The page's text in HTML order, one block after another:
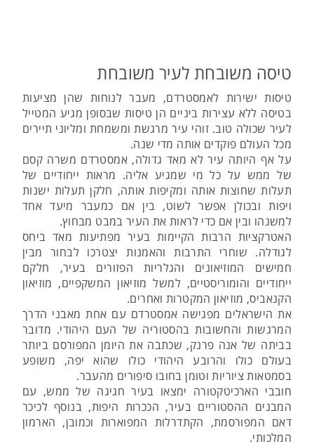
טיסה משובחת לעיר משובחת
טיסות ישירות לאמסטרדם, מעבר לנוחות שהן מציעות
בטיסה ללא עצירות ביניים הן טיסות שבסופן מגיע המטייל
לעיר שכולה טוב. זוהי עיר מרגשת ומשמחת ומליוני תיירים
מכל העולם פוקדים אותה מדי שנה.
על אף היותה עיר לא מאד גדולה, אמסטרדם משרה קסם
של ממש על כל מי שמגיע אליה. מראות ייחודיים של
תעלות שחוצות אותה ומקיפות אותה, חלקן תעלות ישנות
ויפות ובכולן אפשר לשוט, בין אם כמעבר מיעד אחד
למשנהו ובין אם כדי לראות את העיר במבט מבחוץ.
האטרקציות הרבות הקיימות בעיר מפתיעות מאד ביחס
לגודלה. שוחרי התרבות והאמנות יצטרכו לבחור מבין
חמישים המוזיאונים והגלריות הפזורים בעיר, חלקם
ייחודיים והומוריסטיים, למשל מוזיאון המשקפיים, מוזיאון
הקנאביס, מוזיאון המקטרות ואחרים.
את הישראלים מפגישה אמסטרדם עם אחת מאבני הדרך
המרגשות והחשובות בהסטוריה של העם היהודי. מדובר
בביתה של אנה פרנק, שכתבה את היומן המפורסם ביותר
בעולם כולו והרובע היהודי כולו שהוא יפה, משופע
בסמטאות ציוריות וטומן בחובו סיפורים מהעבר.
חובבי הארכיטקטורה ימצאו בעיר חגיגה של ממש, עם
המבנים ההסטוריים בעיר, הככרות היפות, בנוסף לכיכר
דאם המפורסמת, הקתדרלות המפוארות וכמובן, הארמון
המלכותי.